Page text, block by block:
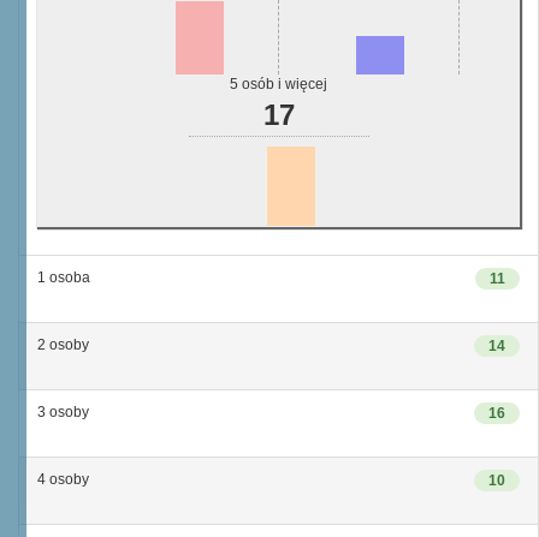
5 osób i więcej
17
11
1 osoba
14
2 osoby
16
3 osoby
10
4 osoby